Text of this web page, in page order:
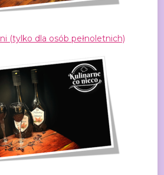
(tylko dla osób pełnoletnich)